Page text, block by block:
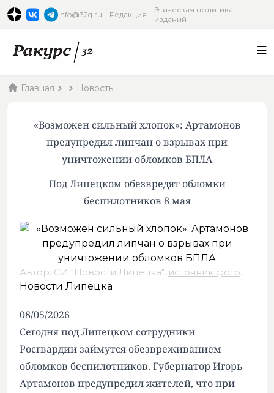
info@32q.ru Редакция
Этическая политика
изданий
Главная Новость
«Возможен сильный хлопок»: Артамонов
предупредил липчан о взрывах при
уничтожении обломков БПЛА
Под Липецком обезвредят обломки
беспилотников 8 мая
Автор: СИ "Новости Липецка", источник фото.
Новости Липецка
08/05/2026
Сегодня под Липецком сотрудники
Росгвардии займутся обезвреживанием
обломков беспилотников. Губернатор Игорь
Артамонов предупредил жителей, что при